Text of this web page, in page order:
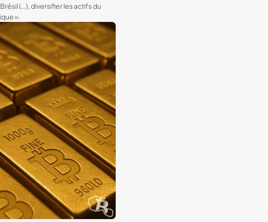
(…), diversifier les actifs du
».